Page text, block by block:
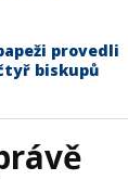
provedli
biskupů